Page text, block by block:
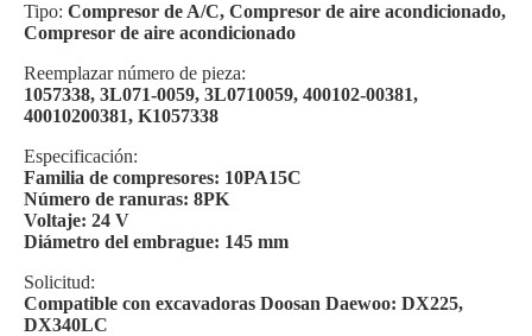
Tipo: Compresor de A/C, Compresor de aire acondicionado,
Compresor de aire acondicionado
Reemplazar número de pieza:
1057338, 3L071-0059, 3L0710059, 400102-00381,
40010200381, K1057338
Especificación:
Familia de compresores: 10PA15C
Número de ranuras: 8PK
Voltaje: 24 V
Diámetro del embrague: 145 mm
Solicitud:
Compatible con excavadoras Doosan Daewoo: DX225,
DX340LC